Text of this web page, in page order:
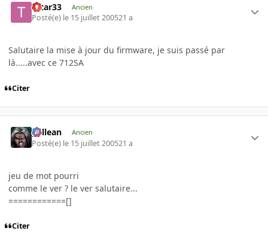
tatar33 Ancien
Posté(e) le 15 juillet 200521 a
Salutaire la mise à jour du firmware, je suis passé par
là.....avec ce 712SA
Citer
gallean Ancien
Posté(e) le 15 juillet 200521 a
jeu de mot pourri
comme le ver ? le ver salutaire...
============[]
Citer